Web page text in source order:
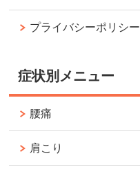
プライバシーポリシー
症状別メニュー
腰痛
肩こり